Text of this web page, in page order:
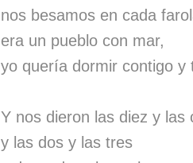
nos besamos en cada
era un pueblo con mar,
yo quería dormir contigo
Y nos dieron las diez y las
y las dos y las tres